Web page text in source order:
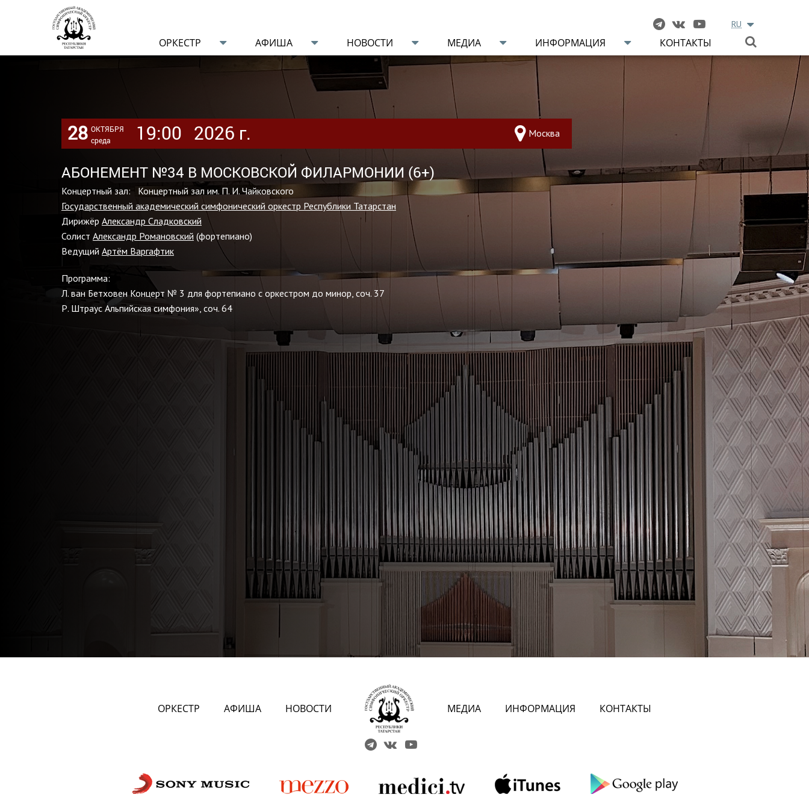
RU
ОРКЕСТР АФИША НОВОСТИ МЕДИА ИНФОРМАЦИЯ КОНТАКТЫ
28 ОКТЯБРЯ
среда
19:00 2026 г. Москва
АБОНЕМЕНТ №34 В МОСКОВСКОЙ ФИЛАРМОНИИ (6+)
Концертный зал: Концертный зал им. П. И. Чайковского
Государственный академический симфонический оркестр Республики Татарстан
Дирижёр Александр Сладковский
Солист Александр Романовский (фортепиано)
Ведущий Артём Варгафтик
Программа:
Л. ван Бетховен Концерт № 3 для фортепиано с оркестром до минор, соч. 37
Р. Штраус Альпийская симфония», соч. 64
ОРКЕСТР АФИША НОВОСТИ МЕДИА ИНФОРМАЦИЯ КОНТАКТЫ